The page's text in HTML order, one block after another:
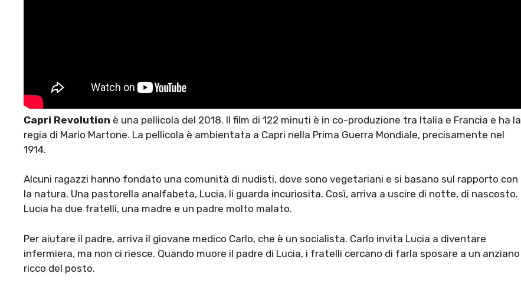
Capri Revolution è una pellicola del 2018. Il film di 122 minuti è in co-produzione tra Italia e Francia e ha la
regia di Mario Martone. La pellicola è ambientata a Capri nella Prima Guerra Mondiale, precisamente nel
1914.
Alcuni ragazzi hanno fondato una comunità di nudisti, dove sono vegetariani e si basano sul rapporto con
la natura. Una pastorella analfabeta, Lucia, li guarda incuriosita. Così, arriva a uscire di notte, di nascosto.
Lucia ha due fratelli, una madre e un padre molto malato.
Per aiutare il padre, arriva il giovane medico Carlo, che è un socialista. Carlo invita Lucia a diventare
infermiera, ma non ci riesce. Quando muore il padre di Lucia, i fratelli cercano di farla sposare a un anziano
ricco del posto.